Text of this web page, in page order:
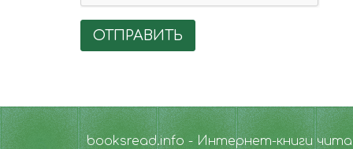
ОТПРАВИТЬ
booksread.info - Интернет-книги